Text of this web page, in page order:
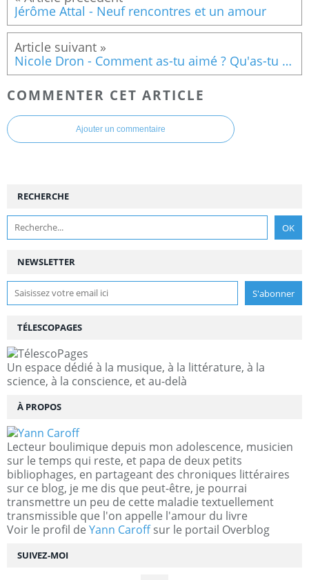
Jérôme Attal - Neuf rencontres et un amour
Nicole Dron - Comment as-tu aimé ? Qu'as-tu fait pour les autres ?
COMMENTER CET ARTICLE
Ajouter un commentaire
NEWSLETTER
SUIVEZ-MOI
RECHERCHE
TÉLESCOPAGES
Un espace dédié à la musique, à la littérature, à la
science, à la conscience, et au-delà
À PROPOS
Lecteur boulimique depuis mon adolescence, musicien
sur le temps qui reste, et papa de deux petits
bibliophages, en partageant des chroniques littéraires
sur ce blog, je me dis que peut-être, je pourrai
transmettre un peu de cette maladie textuellement
transmissible que l'on appelle l'amour du livre
Voir le profil de Yann Caroffsur le portail Overblog